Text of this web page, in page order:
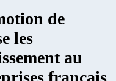
de
les
au
francais